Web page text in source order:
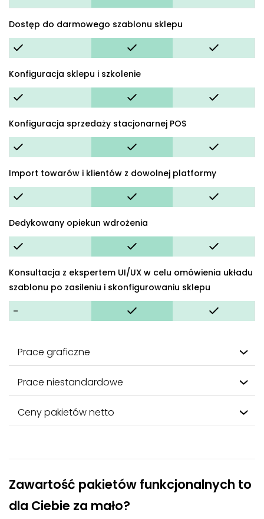
Dostęp do darmowego szablonu sklepu
Konfiguracja sklepu i szkolenie
Konfiguracja sprzedaży stacjonarnej POS
Import towarów i klientów z dowolnej platformy
Dedykowany opiekun wdrożenia
Konsultacja z ekspertem UI/UX w celu omówienia układu
szablonu po zasileniu i skonfigurowaniu sklepu
-
Prace graficzne
Prace niestandardowe
Ceny pakietów netto
Zawartość pakietów funkcjonalnych to
dla Ciebie za mało?